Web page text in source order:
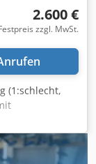
2.600 €
zzgl. MwSt.
(1:schlecht,
?
?
Bestehend